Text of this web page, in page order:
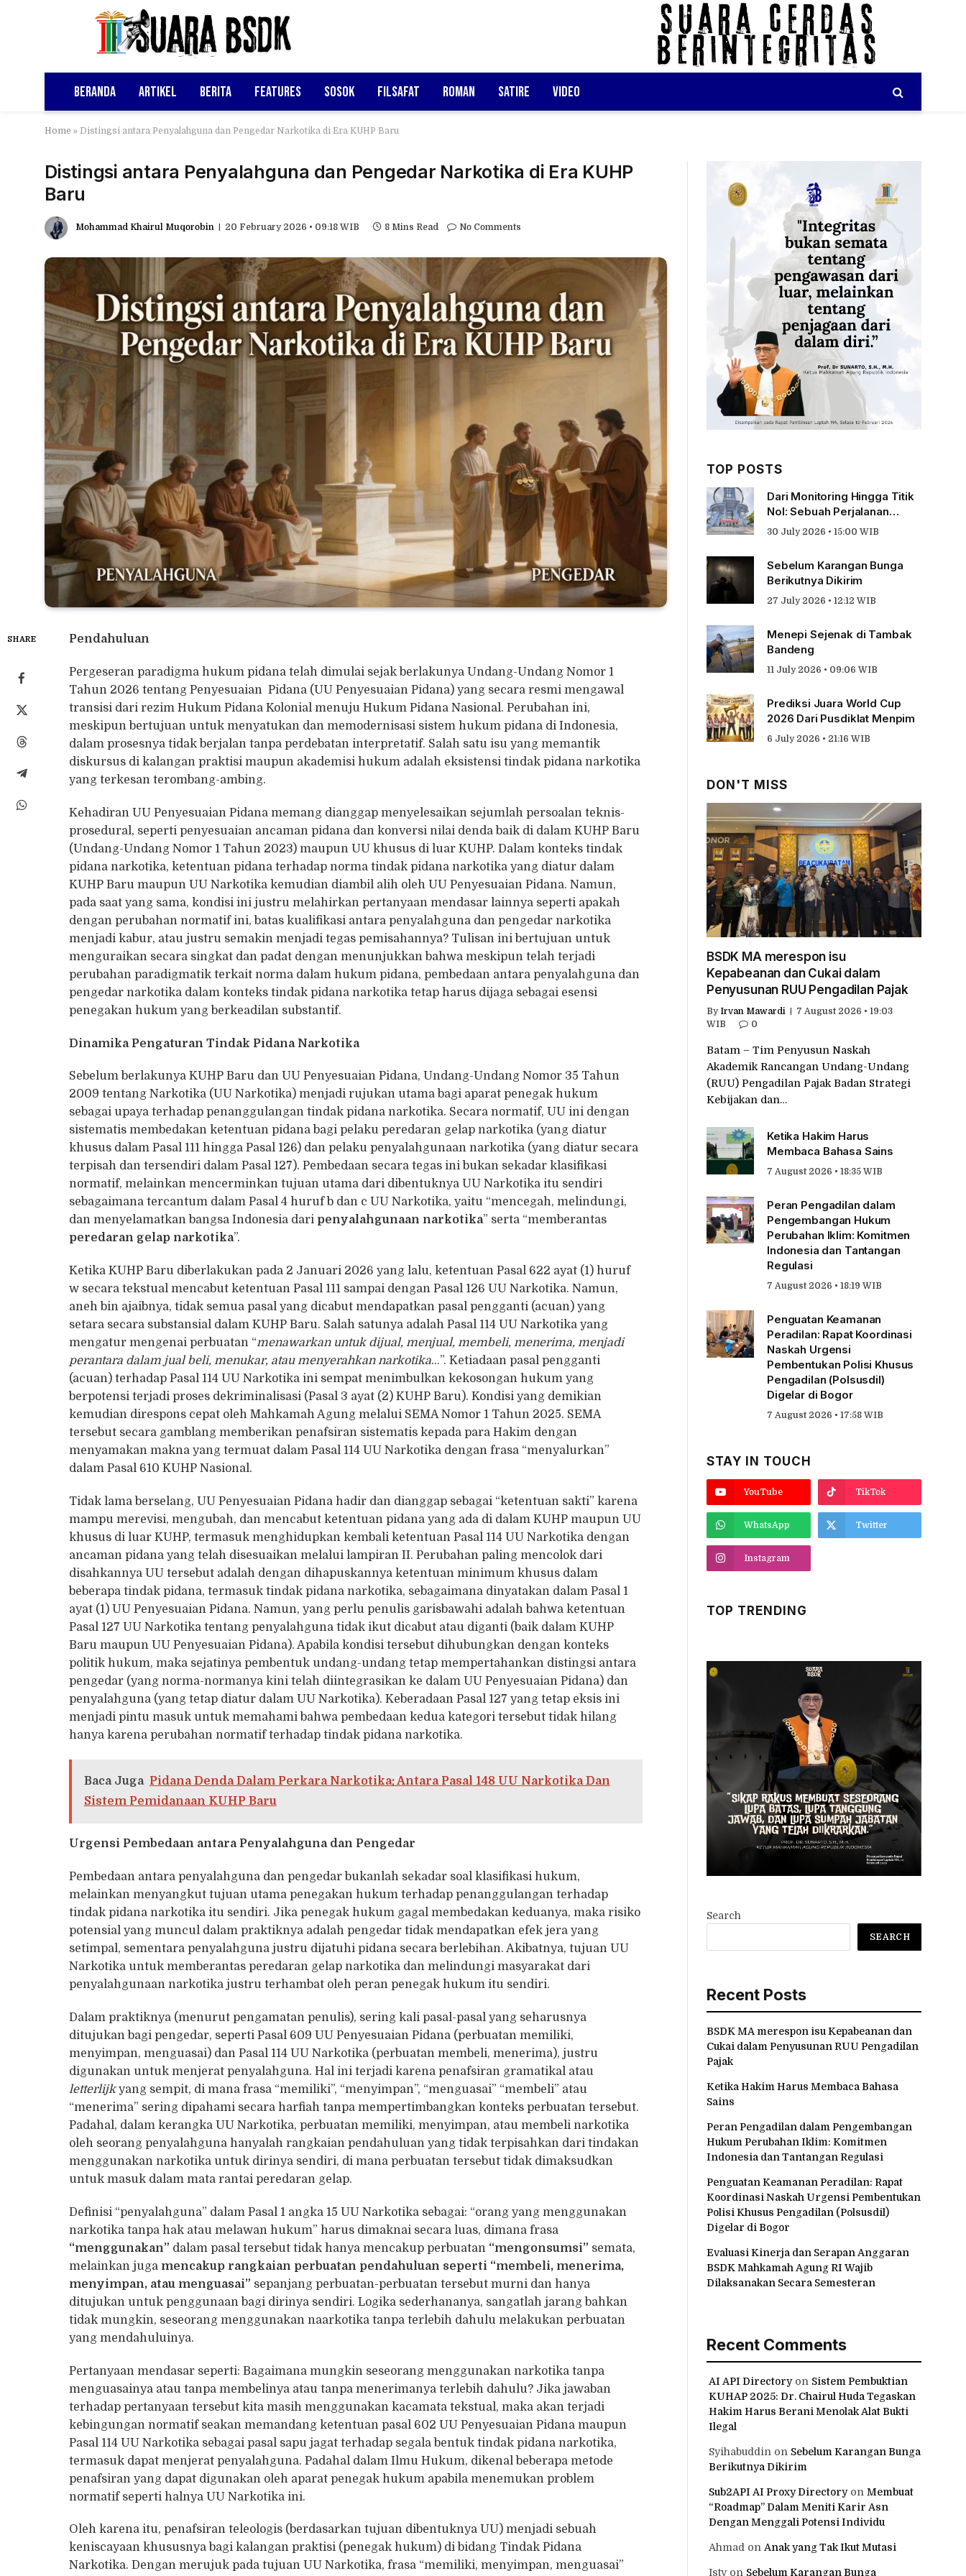
Beranda Artikel Berita Features Sosok Filsafat Roman Satire Video
Home » Distingsi antara Penyalahguna dan Pengedar Narkotika di Era KUHP Baru
Distingsi antara Penyalahguna dan Pengedar Narkotika di Era KUHP
Baru
Mohammad Khairul Muqorobin 20 February 2026 • 09:18 WIB 8 Mins Read No Comments
SHARE Pendahuluan
Pergeseran paradigma hukum pidana telah dimulai sejak berlakunya Undang-Undang Nomor 1
Tahun 2026 tentang Penyesuaian Pidana (UU Penyesuaian Pidana) yang secara resmi mengawal
transisi dari rezim Hukum Pidana Kolonial menuju Hukum Pidana Nasional. Perubahan ini,
meskipun bertujuan untuk menyatukan dan memodernisasi sistem hukum pidana di Indonesia,
dalam prosesnya tidak berjalan tanpa perdebatan interpretatif. Salah satu isu yang memantik
diskursus di kalangan praktisi maupun akademisi hukum adalah eksistensi tindak pidana narkotika
yang terkesan terombang-ambing.
Kehadiran UU Penyesuaian Pidana memang dianggap menyelesaikan sejumlah persoalan teknis-
prosedural, seperti penyesuaian ancaman pidana dan konversi nilai denda baik di dalam KUHP Baru
(Undang-Undang Nomor 1 Tahun 2023) maupun UU khusus di luar KUHP. Dalam konteks tindak
pidana narkotika, ketentuan pidana terhadap norma tindak pidana narkotika yang diatur dalam
KUHP Baru maupun UU Narkotika kemudian diambil alih oleh UU Penyesuaian Pidana. Namun,
pada saat yang sama, kondisi ini justru melahirkan pertanyaan mendasar lainnya seperti apakah
dengan perubahan normatif ini, batas kualifikasi antara penyalahguna dan pengedar narkotika
menjadi kabur, atau justru semakin menjadi tegas pemisahannya? Tulisan ini bertujuan untuk
menguraikan secara singkat dan padat dengan menunjukkan bahwa meskipun telah terjadi
perubahan paradigmatik terkait norma dalam hukum pidana, pembedaan antara penyalahguna dan
pengedar narkotika dalam konteks tindak pidana narkotika tetap harus dijaga sebagai esensi
penegakan hukum yang berkeadilan substantif.
Dinamika Pengaturan Tindak Pidana Narkotika
Sebelum berlakunya KUHP Baru dan UU Penyesuaian Pidana, Undang-Undang Nomor 35 Tahun
2009 tentang Narkotika (UU Narkotika) menjadi rujukan utama bagi aparat penegak hukum
sebagai upaya terhadap penanggulangan tindak pidana narkotika. Secara normatif, UU ini dengan
sistematis membedakan ketentuan pidana bagi pelaku peredaran gelap narkotika (yang diatur
khusus dalam Pasal 111 hingga Pasal 126) dan pelaku penyalahgunaan narkotika (yang diatur secara
terpisah dan tersendiri dalam Pasal 127). Pembedaan secara tegas ini bukan sekadar klasifikasi
normatif, melainkan mencerminkan tujuan utama dari dibentuknya UU Narkotika itu sendiri
sebagaimana tercantum dalam Pasal 4 huruf b dan c UU Narkotika, yaitu “mencegah, melindungi,
dan menyelamatkan bangsa Indonesia dari penyalahgunaan narkotika” serta “memberantas
peredaran gelap narkotika”.
Ketika KUHP Baru diberlakukan pada 2 Januari 2026 yang lalu, ketentuan Pasal 622 ayat (1) huruf
w secara tekstual mencabut ketentuan Pasal 111 sampai dengan Pasal 126 UU Narkotika. Namun,
aneh bin ajaibnya, tidak semua pasal yang dicabut mendapatkan pasal pengganti (acuan) yang
setara secara substansial dalam KUHP Baru. Salah satunya adalah Pasal 114 UU Narkotika yang
mengatur mengenai perbuatan “menawarkan untuk dijual, menjual, membeli, menerima, menjadi
perantara dalam jual beli, menukar, atau menyerahkan narkotika…”. Ketiadaan pasal pengganti
(acuan) terhadap Pasal 114 UU Narkotika ini sempat menimbulkan kekosongan hukum yang
berpotensi terjadi proses dekriminalisasi (Pasal 3 ayat (2) KUHP Baru). Kondisi yang demikian
kemudian direspons cepat oleh Mahkamah Agung melalui SEMA Nomor 1 Tahun 2025. SEMA
tersebut secara gamblang memberikan penafsiran sistematis kepada para Hakim dengan
menyamakan makna yang termuat dalam Pasal 114 UU Narkotika dengan frasa “menyalurkan”
dalam Pasal 610 KUHP Nasional.
Tidak lama berselang, UU Penyesuaian Pidana hadir dan dianggap sebagai “ketentuan sakti” karena
mampu merevisi, mengubah, dan mencabut ketentuan pidana yang ada di dalam KUHP maupun UU
khusus di luar KUHP, termasuk menghidupkan kembali ketentuan Pasal 114 UU Narkotika dengan
ancaman pidana yang telah disesuaikan melalui lampiran II. Perubahan paling mencolok dari
disahkannya UU tersebut adalah dengan dihapuskannya ketentuan minimum khusus dalam
beberapa tindak pidana, termasuk tindak pidana narkotika, sebagaimana dinyatakan dalam Pasal 1
ayat (1) UU Penyesuaian Pidana. Namun, yang perlu penulis garisbawahi adalah bahwa ketentuan
Pasal 127 UU Narkotika tentang penyalahguna tidak ikut dicabut atau diganti (baik dalam KUHP
Baru maupun UU Penyesuaian Pidana). Apabila kondisi tersebut dihubungkan dengan konteks
politik hukum, maka sejatinya pembentuk undang-undang tetap mempertahankan distingsi antara
pengedar (yang norma-normanya kini telah diintegrasikan ke dalam UU Penyesuaian Pidana) dan
penyalahguna (yang tetap diatur dalam UU Narkotika). Keberadaan Pasal 127 yang tetap eksis ini
menjadi pintu masuk untuk memahami bahwa pembedaan kedua kategori tersebut tidak hilang
hanya karena perubahan normatif terhadap tindak pidana narkotika.
Baca Juga Pidana Denda Dalam Perkara Narkotika: Antara Pasal 148 UU Narkotika Dan
Sistem Pemidanaan KUHP Baru
Urgensi Pembedaan antara Penyalahguna dan Pengedar
Pembedaan antara penyalahguna dan pengedar bukanlah sekadar soal klasifikasi hukum,
melainkan menyangkut tujuan utama penegakan hukum terhadap penanggulangan terhadap
tindak pidana narkotika itu sendiri. Jika penegak hukum gagal membedakan keduanya, maka risiko
potensial yang muncul dalam praktiknya adalah pengedar tidak mendapatkan efek jera yang
setimpal, sementara penyalahguna justru dijatuhi pidana secara berlebihan. Akibatnya, tujuan UU
Narkotika untuk memberantas peredaran gelap narkotika dan melindungi masyarakat dari
penyalahgunaan narkotika justru terhambat oleh peran penegak hukum itu sendiri.
Dalam praktiknya (menurut pengamatan penulis), sering kali pasal-pasal yang seharusnya
ditujukan bagi pengedar, seperti Pasal 609 UU Penyesuaian Pidana (perbuatan memiliki,
menyimpan, menguasai) dan Pasal 114 UU Narkotika (perbuatan membeli, menerima), justru
digunakan untuk menjerat penyalahguna. Hal ini terjadi karena penafsiran gramatikal atau
letterlijkyang sempit, di mana frasa “memiliki”, “menyimpan”, “menguasai” “membeli” atau
“menerima” sering dipahami secara harfiah tanpa mempertimbangkan konteks perbuatan tersebut.
Padahal, dalam kerangka UU Narkotika, perbuatan memiliki, menyimpan, atau membeli narkotika
oleh seorang penyalahguna hanyalah rangkaian pendahuluan yang tidak terpisahkan dari tindakan
menggunakan narkotika untuk dirinya sendiri, di mana perbuatan tersebut tidak dimaksudkan
untuk masuk dalam mata rantai peredaran gelap.
Definisi “penyalahguna” dalam Pasal 1 angka 15 UU Narkotika sebagai: “orang yang menggunakan
narkotika tanpa hak atau melawan hukum” harus dimaknai secara luas, dimana frasa
“menggunakan” dalam pasal tersebut tidak hanya mencakup perbuatan “mengonsumsi” semata,
melainkan juga mencakup rangkaian perbuatan pendahuluan seperti “membeli, menerima,
menyimpan, atau menguasai” sepanjang perbuatan-perbuatan tersebut murni dan hanya
ditujukan untuk penggunaan bagi dirinya sendiri. Logika sederhananya, sangatlah jarang bahkan
tidak mungkin, seseorang menggunakan naarkotika tanpa terlebih dahulu melakukan perbuatan
yang mendahuluinya.
Pertanyaan mendasar seperti: Bagaimana mungkin seseorang menggunakan narkotika tanpa
menguasainya atau tanpa membelinya atau tanpa menerimanya terlebih dahulu? Jika jawaban
terhadap pertanyaan tersebut kita masih menggunakan kacamata tekstual, maka akan terjadi
kebingungan normatif seakan memandang ketentuan pasal 602 UU Penyesuaian Pidana maupun
Pasal 114 UU Narkotika sebagai pasal sapu jagat terhadap segala bentuk tindak pidana narkotika,
termasuk dapat menjerat penyalahguna. Padahal dalam Ilmu Hukum, dikenal beberapa metode
penafsiran yang dapat digunakan oleh aparat penegak hukum apabila menemukan problem
normatif seperti halnya UU Narkotika ini.
Oleh karena itu, penafsiran teleologis (berdasarkan tujuan dibentuknya UU) menjadi sebuah
keniscayaan khususnya bagi kalangan praktisi (penegak hukum) di bidang Tindak Pidana
Narkotika. Dengan merujuk pada tujuan UU Narkotika, frasa “memiliki, menyimpan, menguasai”
TOP POSTS
Dari Monitoring Hingga Titik
Nol: Sebuah Perjalanan
Tentang Pengabdian
30 July 2026 • 15:00 WIB
Sebelum Karangan Bunga
Berikutnya Dikirim
27 July 2026 • 12:12 WIB
Menepi Sejenak di Tambak
Bandeng
11 July 2026 • 09:06 WIB
Prediksi Juara World Cup
2026 Dari Pusdiklat Menpim
6 July 2026 • 21:16 WIB
DON'T MISS
BSDK MA merespon isu
Kepabeanan dan Cukai dalam
Penyusunan RUU Pengadilan Pajak
By Irvan Mawardi
7 August 2026 • 19:03
WIB
0
Batam – Tim Penyusun Naskah
Akademik Rancangan Undang-Undang
(RUU) Pengadilan Pajak Badan Strategi
Kebijakan dan…
Ketika Hakim Harus
Membaca Bahasa Sains
7 August 2026 • 18:35 WIB
Peran Pengadilan dalam
Pengembangan Hukum
Perubahan Iklim: Komitmen
Indonesia dan Tantangan
Regulasi
7 August 2026 • 18:19 WIB
Penguatan Keamanan
Peradilan: Rapat Koordinasi
Naskah Urgensi
Pembentukan Polisi Khusus
Pengadilan (Polsusdil)
Digelar di Bogor
7 August 2026 • 17:58 WIB
STAY IN TOUCH
YouTube TikTok
WhatsApp Twitter
Instagram
TOP TRENDING
Search
SEARCH
Recent Posts
BSDK MA merespon isu Kepabeanan dan
Cukai dalam Penyusunan RUU Pengadilan
Pajak
Ketika Hakim Harus Membaca Bahasa
Sains
Peran Pengadilan dalam Pengembangan
Hukum Perubahan Iklim: Komitmen
Indonesia dan Tantangan Regulasi
Penguatan Keamanan Peradilan: Rapat
Koordinasi Naskah Urgensi Pembentukan
Polisi Khusus Pengadilan (Polsusdil)
Digelar di Bogor
Evaluasi Kinerja dan Serapan Anggaran
BSDK Mahkamah Agung RI Wajib
Dilaksanakan Secara Semesteran
Recent Comments
AI API Directoryon Sistem Pembuktian
KUHAP 2025: Dr. Chairul Huda Tegaskan
Hakim Harus Berani Menolak Alat Bukti
Ilegal
Syihabuddin on Sebelum Karangan Bunga
Berikutnya Dikirim
Sub2API AI Proxy Directoryon Membuat
“Roadmap” Dalam Meniti Karir Asn
Dengan Menggali Potensi Individu
Ahmad on Anak yang Tak Ikut Mutasi
Istyon Sebelum Karangan Bunga